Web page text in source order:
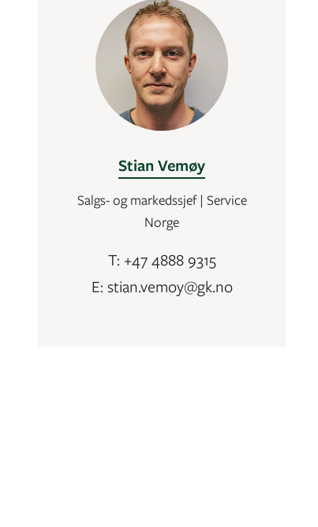
Stian Vemøy
Salgs- og markedssjef | Service
Norge
T: +47 4888 9315
E: stian.vemoy@gk.no